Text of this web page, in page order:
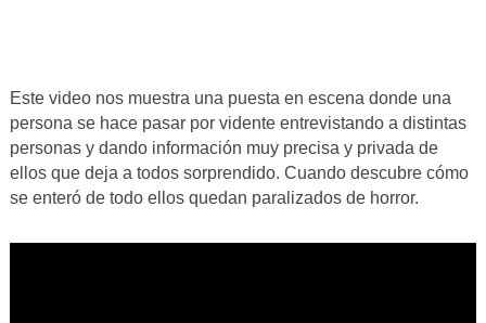
Este video nos muestra una puesta en escena donde una
persona se hace pasar por vidente entrevistando a distintas
personas y dando información muy precisa y privada de
ellos que deja a todos sorprendido. Cuando descubre cómo
se enteró de todo ellos quedan paralizados de horror.